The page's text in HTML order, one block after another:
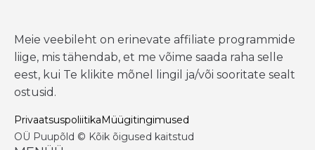
Meie veebileht on erinevate affiliate programmide
liige, mis tähendab, et me võime saada raha selle
eest, kui Te klikite mõnel lingil ja/või sooritate sealt
ostusid.
Privaatsuspoliitika Müügitingimused
OÜ Puupõld © Kõik õigused kaitstud